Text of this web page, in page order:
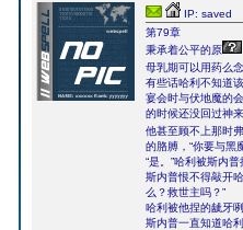
IP: saved
第79章
秉承着公平的原
母乳期可以用药么
有些话哈利不知道
宴会时与伏地魔的
的时候还没回过神
他甚至顾不上那时
的胳膊，“你要与黑
“是。”哈利被斯内
斯内普恨不得敲开
么？救世主吗？”
哈利被他捏的龇牙
斯内普一直知道哈